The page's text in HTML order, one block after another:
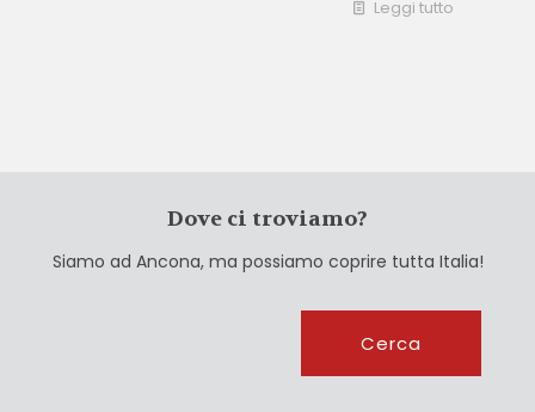
Leggi tutto
Dove ci troviamo?
Siamo ad Ancona, ma possiamo coprire tutta Italia!
Cerca